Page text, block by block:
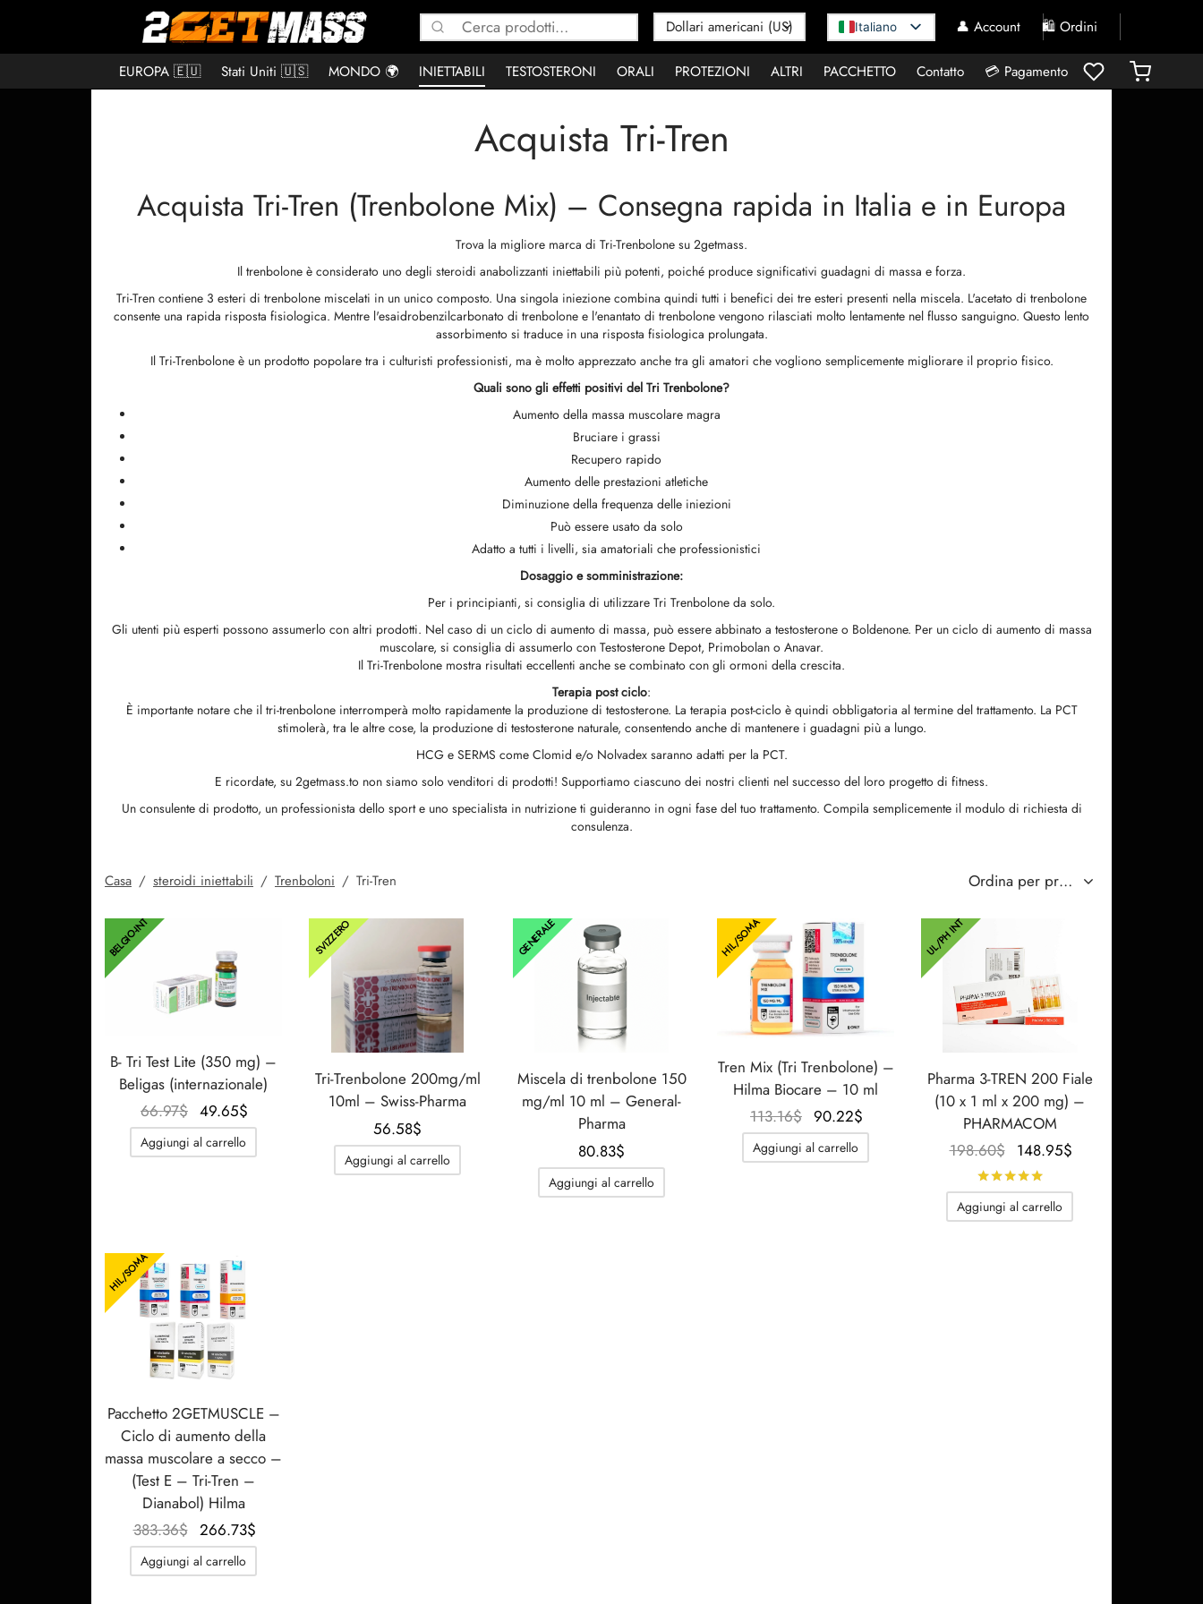
Cerca: Italiano 👤 Account 🛍️ Ordini
EUROPA 🇪🇺 Stati Uniti 🇺🇸 MONDO 🌍 INIETTABILI TESTOSTERONI ORALI PROTEZIONI ALTRI PACCHETTO Contatto 💳 Pagamento
Acquista Tri-Tren
Acquista Tri-Tren (Trenbolone Mix) – Consegna rapida in Italia e in Europa
Trova la migliore marca di Tri-Trenbolone su 2getmass.
Il trenbolone è considerato uno degli steroidi anabolizzanti iniettabili più potenti, poiché produce significativi guadagni di massa e forza.
Tri-Tren contiene 3 esteri di trenbolone miscelati in un unico composto. Una singola iniezione combina quindi tutti i benefici dei tre esteri presenti nella miscela. L'acetato di trenbolone
consente una rapida risposta fisiologica. Mentre l'esaidrobenzilcarbonato di trenbolone e l'enantato di trenbolone vengono rilasciati molto lentamente nel flusso sanguigno. Questo lento
assorbimento si traduce in una risposta fisiologica prolungata.
Il Tri-Trenbolone è un prodotto popolare tra i culturisti professionisti, ma è molto apprezzato anche tra gli amatori che vogliono semplicemente migliorare il proprio fisico.
Quali sono gli effetti positivi del Tri Trenbolone?
Aumento della massa muscolare magra
Bruciare i grassi
Recupero rapido
Aumento delle prestazioni atletiche
Diminuzione della frequenza delle iniezioni
Può essere usato da solo
Adatto a tutti i livelli, sia amatoriali che professionistici
Dosaggio e somministrazione:
Per i principianti, si consiglia di utilizzare Tri Trenbolone da solo.
Gli utenti più esperti possono assumerlo con altri prodotti. Nel caso di un ciclo di aumento di massa, può essere abbinato a testosterone o Boldenone. Per un ciclo di aumento di massa
muscolare, si consiglia di assumerlo con Testosterone Depot, Primobolan o Anavar.
Il Tri-Trenbolone mostra risultati eccellenti anche se combinato con gli ormoni della crescita.
Terapia post ciclo:
È importante notare che il tri-trenbolone interromperà molto rapidamente la produzione di testosterone. La terapia post-ciclo è quindi obbligatoria al termine del trattamento. La PCT
stimolerà, tra le altre cose, la produzione di testosterone naturale, consentendo anche di mantenere i guadagni più a lungo.
HCG e SERMS come Clomid e/o Nolvadex saranno adatti per la PCT.
E ricordate, su 2getmass.to non siamo solo venditori di prodotti! Supportiamo ciascuno dei nostri clienti nel successo del loro progetto di fitness.
Un consulente di prodotto, un professionista dello sport e uno specialista in nutrizione ti guideranno in ogni fase del tuo trattamento. Compila semplicemente il modulo di richiesta di
consulenza.
Casa / steroidi iniettabili / Trenboloni / Tri-Tren
BELGIO-INT
B- Tri Test Lite (350 mg) –
Beligas (internazionale)
66.97$
Il
prezzo
originale
49.65$
prezzo
attuale
Aggiungi al carrello
SVIZZERO
Tri-Trenbolone 200mg/ml
10ml – Swiss-Pharma
56.58$
Aggiungi al carrello
GENERALE
Miscela di trenbolone 150
mg/ml 10 ml – General-
Pharma
80.83$
Aggiungi al carrello
HIL/SOMA
Tren Mix (Tri Trenbolone) –
Hilma Biocare – 10 ml
113.16$
Il
prezzo
originale
90.22$
prezzo
Aggiungi al carrello
UL/PH INT
Pharma 3-TREN 200 Fiale
(10 x 1 ml x 200 mg) –
PHARMACOM
198.60$
Il prezzo
originale
era:
198.60$.
148.95$
Aggiungi al carrello
HIL/SOMA
Pacchetto 2GETMUSCLE –
Ciclo di aumento della
massa muscolare a secco –
(Test E – Tri-Tren –
Dianabol) Hilma
383.36$
Il prezzo
originale
era:
266.73$
Aggiungi al carrello